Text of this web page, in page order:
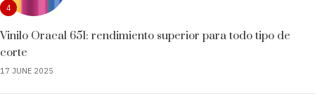
4
Vinilo Oracal 651: rendimiento superior para todo tipo de
corte
17 JUNE 2025